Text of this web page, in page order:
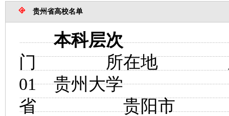
贵州省高校名单
本科层次
门 所在地
01贵州大学
省 贵阳